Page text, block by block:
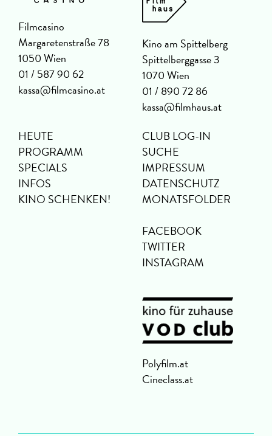
Filmcasino
Margaretenstraße 78
1050 Wien
01 / 587 90 62
kassa@filmcasino.at
Kino am Spittelberg
Spittelberggasse 3
1070 Wien
01 / 890 72 86
kassa@filmhaus.at
HEUTE
PROGRAMM
SPECIALS
INFOS
KINO SCHENKEN!
CLUB LOG-IN
SUCHE
IMPRESSUM
DATENSCHUTZ
MONATSFOLDER
FACEBOOK
TWITTER
INSTAGRAM
Polyfilm.at
Cineclass.at